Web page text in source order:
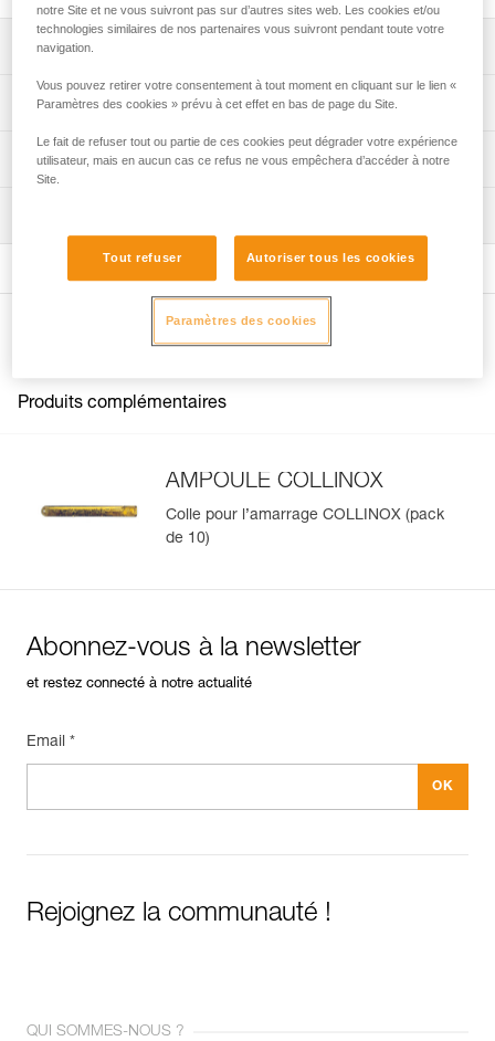
Descriptif
Broche en acier inoxydable forgé pour garantir une
Relief de la tige facilitant la pose et l’adhérence de la
colle.
Spécifications techniques
Matière(s): acier inoxydable forgé
Certification(s): EN 959
Référence : G100AA00
Diamètre : 10 mm
Longueur : 7 cm
Diamètre de perçage : 12 mm
Informations techniques
Déclaration de conformité
Voir tous les contenus techniques
Autres produits
Produits complémentaires
AMPOULE COLLINOX
Colle pour l’amarrage COLLINOX (pack
de 10)
Abonnez-vous à la newsletter
et restez connecté à notre actualité
Email *
Rejoignez la communauté !
QUI SOMMES-NOUS ?
notre Site et ne vous suivront pas sur d’autres sites web. Les cookies et/ou
technologies similaires de nos partenaires vous suivront pendant toute votre
navigation.
Vous pouvez retirer votre consentement à tout moment en cliquant sur le lien «
Paramètres des cookies » prévu à cet effet en bas de page du Site.
Le fait de refuser tout ou partie de ces cookies peut dégrader votre expérience
utilisateur, mais en aucun cas ce refus ne vous empêchera d’accéder à notre
Site.
Tout refuser Autoriser tous les cookies
Paramètres des cookies